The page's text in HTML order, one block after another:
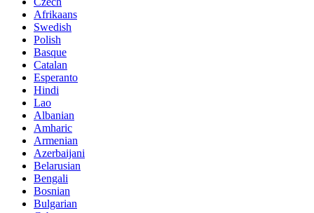
Afrikaans
Swedish
Polish
Basque
Catalan
Esperanto
Hindi
Lao
Albanian
Amharic
Armenian
Azerbaijani
Belarusian
Bengali
Bosnian
Bulgarian